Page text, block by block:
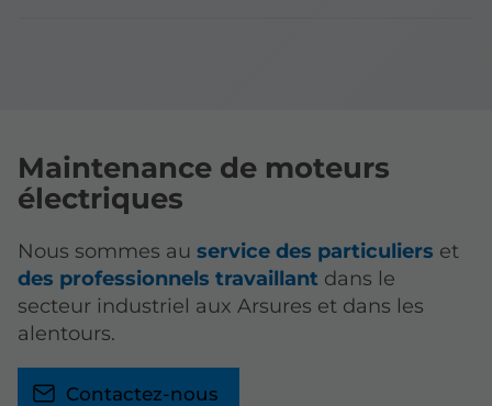
Maintenance de moteurs
électriques
Nous sommes au service des particuliers et
des professionnels travaillant dans le
secteur industriel aux Arsures et dans les
alentours.
Contactez-nous